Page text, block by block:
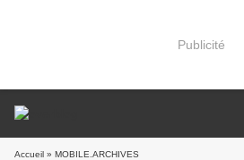
Publicité
Accueil » MOBILE.ARCHIVES